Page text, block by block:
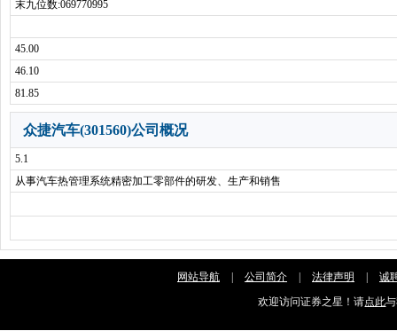
末九位数:069770995
45.00
46.10
81.85
众捷汽车(301560)公司概况
5.1
从事汽车热管理系统精密加工零部件的研发、生产和销售
网站导航 公司简介 法律声明
诚
欢迎访问证券之星！请点此